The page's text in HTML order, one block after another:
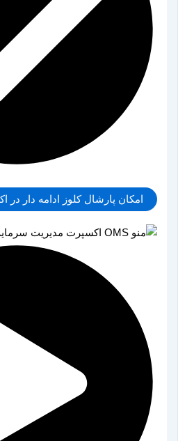
امکان پارشال کلوز ادامه دار در